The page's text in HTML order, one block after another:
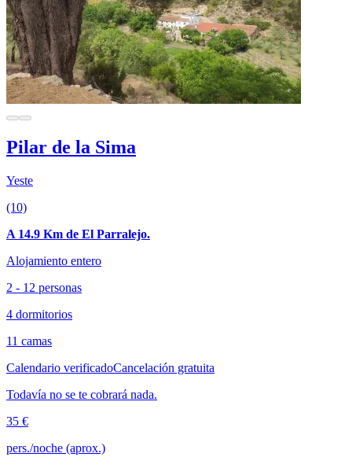
Pilar de la Sima
Yeste
(10)
A 14.9 Km de El Parralejo.
Alojamiento entero
2 - 12 personas
4 dormitorios
11 camas
Calendario verificadoCancelación gratuita
Todavía no se te cobrará nada.
35 €
pers./noche (aprox.)